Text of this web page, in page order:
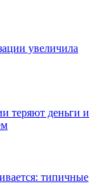
увеличила
теряют деньги и
типичные